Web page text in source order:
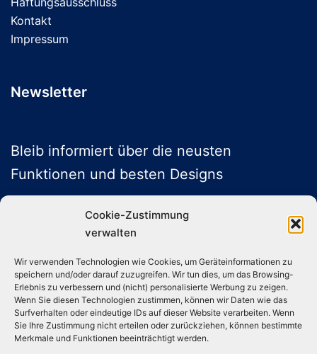
Cookie-Zustimmung
verwalten
Wir verwenden Technologien wie Cookies, um Geräteinformationen zu
speichern und/oder darauf zuzugreifen. Wir tun dies, um das Browsing-
Erlebnis zu verbessern und (nicht) personalisierte Werbung zu zeigen.
Wenn Sie diesen Technologien zustimmen, können wir Daten wie das
Surfverhalten oder eindeutige IDs auf dieser Website verarbeiten. Wenn
Sie Ihre Zustimmung nicht erteilen oder zurückziehen, können bestimmte
Merkmale und Funktionen beeinträchtigt werden.
Kontakt
Impressum
Newsletter
Bleib informiert über die neusten
Funktionen und besten Designs
ABONNIEREN
Folge uns auf Social Media